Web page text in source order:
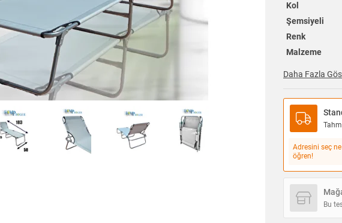
Kol
Şemsiyeli
Renk
Malzeme
Daha Fazla
Adresini seç
öğren!
Bu